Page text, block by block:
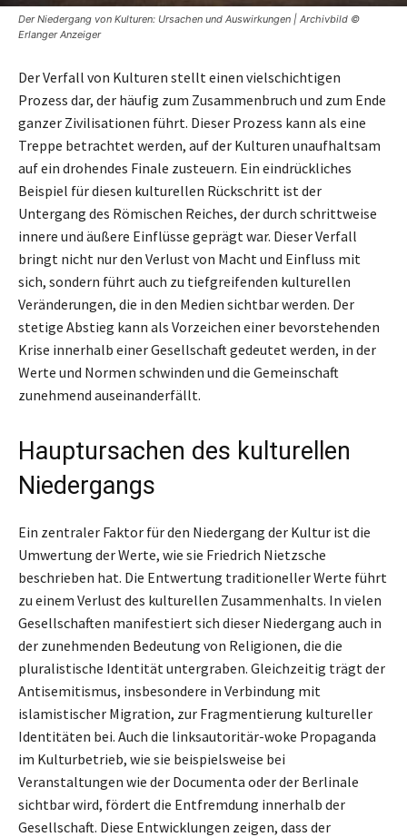
Der Niedergang von Kulturen: Ursachen und Auswirkungen | Archivbild ©
Erlanger Anzeiger
Der Verfall von Kulturen stellt einen vielschichtigen
Prozess dar, der häufig zum Zusammenbruch und zum Ende
ganzer Zivilisationen führt. Dieser Prozess kann als eine
Treppe betrachtet werden, auf der Kulturen unaufhaltsam
auf ein drohendes Finale zusteuern. Ein eindrückliches
Beispiel für diesen kulturellen Rückschritt ist der
Untergang des Römischen Reiches, der durch schrittweise
innere und äußere Einflüsse geprägt war. Dieser Verfall
bringt nicht nur den Verlust von Macht und Einfluss mit
sich, sondern führt auch zu tiefgreifenden kulturellen
Veränderungen, die in den Medien sichtbar werden. Der
stetige Abstieg kann als Vorzeichen einer bevorstehenden
Krise innerhalb einer Gesellschaft gedeutet werden, in der
Werte und Normen schwinden und die Gemeinschaft
zunehmend auseinanderfällt.
Hauptursachen des kulturellen
Niedergangs
Ein zentraler Faktor für den Niedergang der Kultur ist die
Umwertung der Werte, wie sie Friedrich Nietzsche
beschrieben hat. Die Entwertung traditioneller Werte führt
zu einem Verlust des kulturellen Zusammenhalts. In vielen
Gesellschaften manifestiert sich dieser Niedergang auch in
der zunehmenden Bedeutung von Religionen, die die
pluralistische Identität untergraben. Gleichzeitig trägt der
Antisemitismus, insbesondere in Verbindung mit
islamistischer Migration, zur Fragmentierung kultureller
Identitäten bei. Auch die linksautoritär-woke Propaganda
im Kulturbetrieb, wie sie beispielsweise bei
Veranstaltungen wie der Documenta oder der Berlinale
sichtbar wird, fördert die Entfremdung innerhalb der
Gesellschaft. Diese Entwicklungen zeigen, dass der